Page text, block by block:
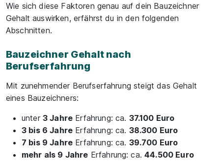
Wie sich diese Faktoren genau auf dein Bauzeichner
Gehalt auswirken, erfährst du in den folgenden
Abschnitten.
Bauzeichner Gehalt nach
Berufserfahrung
Mit zunehmender Berufserfahrung steigt das Gehalt
eines Bauzeichners:
unter 3 Jahre Erfahrung: ca. 37.100 Euro
3 bis 6 Jahre Erfahrung: ca. 38.300 Euro
7 bis 9 Jahre Erfahrung: ca. 39.700 Euro
mehr als 9 Jahre Erfahrung: ca.44.500 Euro